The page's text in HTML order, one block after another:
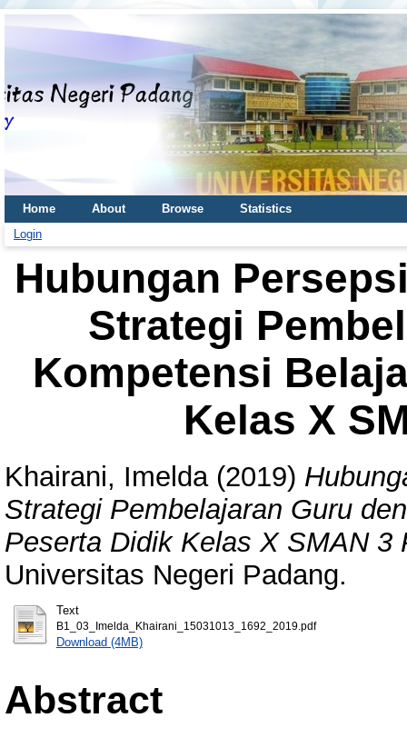
Home About Browse
Statistics
Login
Hubungan
Strategi
Kompetensi
Kelas X
Khairani, Imelda(2019)
Strategi Pembelajaran Guru
Peserta Didik Kelas X SMAN 3
Universitas Negeri Padang.
Text
B1_03_Imelda_Khairani_15031013_1692_2019.pdf
Download (4MB)
Abstract